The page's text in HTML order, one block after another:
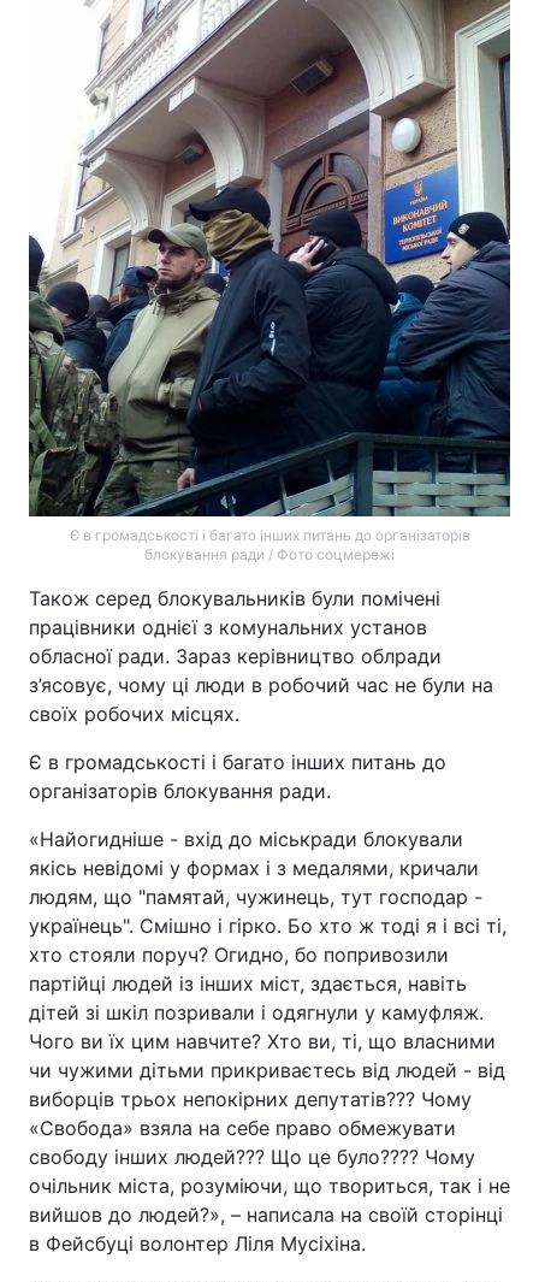
Є в громадськості і багато інших питань до організаторів
блокування ради / Фото соцмережі
Також серед блокувальників були помічені
працівники однієї з комунальних установ
обласної ради. Зараз керівництво облради
з’ясовує, чому ці люди в робочий час не були на
своїх робочих місцях.
Є в громадськості і багато інших питань до
організаторів блокування ради.
«Найогидніше - вхід до міськради блокували
якісь невідомі у формах і з медалями, кричали
людям, що "памятай, чужинець, тут господар -
українець". Смішно і гірко. Бо хто ж тоді я і всі ті,
хто стояли поруч? Огидно, бо попривозили
партійці людей із інших міст, здається, навіть
дітей зі шкіл позривали і одягнули у камуфляж.
Чого ви їх цим навчите? Хто ви, ті, що власними
чи чужими дітьми прикриваєтесь від людей - від
виборців трьох непокірних депутатів??? Чому
«Свобода» взяла на себе право обмежувати
свободу інших людей??? Що це було???? Чому
очільник міста, розуміючи, що твориться, так і не
вийшов до людей?», – написала на своїй сторінці
в Фейсбуці волонтер Ліля Мусіхіна.